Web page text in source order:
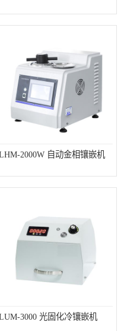
2000W 自动金相镶嵌机
3000 光固化冷镶嵌机